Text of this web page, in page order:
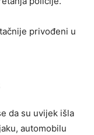
privođeni u
da su uvijek išla
automobilu